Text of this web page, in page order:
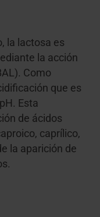
la lactosa es
la acción
Como
que es
Esta
de ácidos
caprílico,
la aparición de